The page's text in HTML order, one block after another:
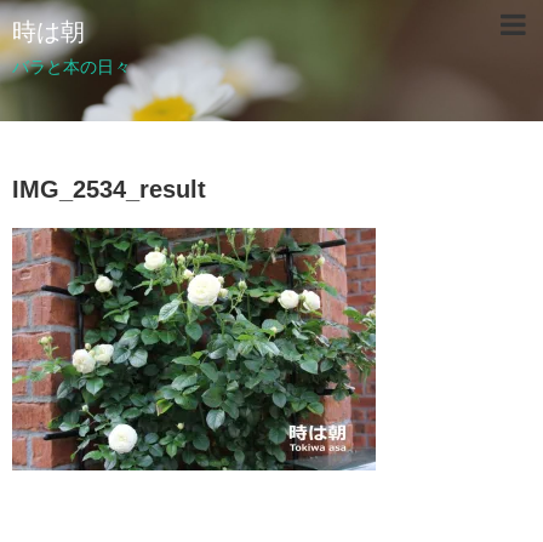
時は朝
バラと本の日々
IMG_2534_result